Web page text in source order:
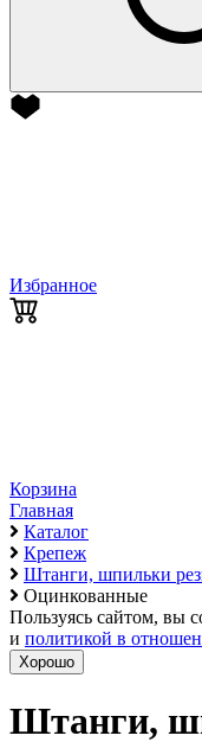
Избранное
Корзина
Главная
Каталог
Крепеж
Штанги, шпильки
Оцинкованные
Пользуясь сайтом, вы
и политикой в
Хорошо
Штанги,